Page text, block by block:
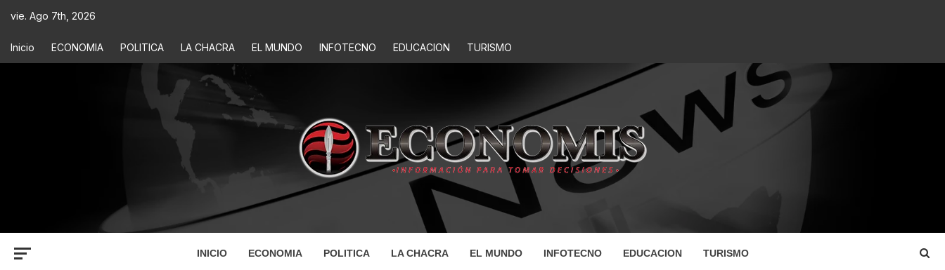
vie. Ago 7th, 2026
Inicio ECONOMIA POLITICA LA CHACRA EL MUNDO INFOTECNO EDUCACION TURISMO
ECONOMIS
INICIO ECONOMIA POLITICA LA CHACRA EL MUNDO INFOTECNO EDUCACION TURISMO